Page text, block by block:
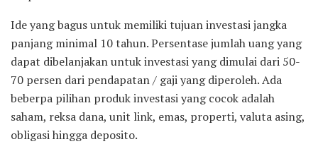
Ide yang bagus untuk memiliki tujuan investasi jangka
panjang minimal 10 tahun. Persentase jumlah uang yang
dapat dibelanjakan untuk investasi yang dimulai dari 50-
70 persen dari pendapatan / gaji yang diperoleh. Ada
beberpa pilihan produk investasi yang cocok adalah
saham, reksa dana, unit link, emas, properti, valuta asing,
obligasi hingga deposito.